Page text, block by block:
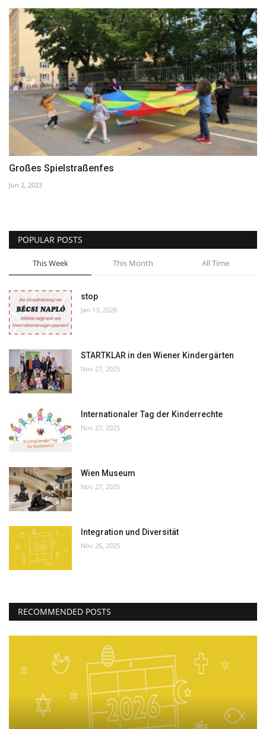
Großes Spielstraßenfes
Jun 2, 2023
POPULAR POSTS
This Week This Month All Time
stop
Jan 13, 2026
STARTKLAR in den Wiener Kindergärten
Nov 27, 2025
Internationaler Tag der Kinderrechte
Nov 27, 2025
Wien Museum
Nov 27, 2025
Integration und Diversität
Nov 26, 2025
RECOMMENDED POSTS